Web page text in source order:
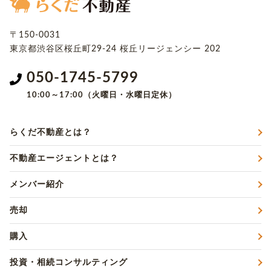
〒150-0031
東京都渋谷区桜丘町29-24 桜丘リージェンシー 202
050-1745-5799
10:00～17:00（火曜日・水曜日定休）
らくだ不動産とは？
不動産エージェントとは？
メンバー紹介
売却
購入
投資・相続コンサルティング